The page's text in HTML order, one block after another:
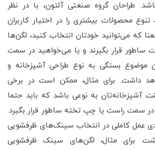
طراحان گروه صنعتی آلتون، با در نظر
محصولات بیشتری را در اختیار کاربران
که می‌توانید خودتان انتخاب کنید، لگن‌ها
قرار بگیرند و یا می‌خواهید در سمت
موضوع بستگی به نوع طراحی آشپزخانه و
داشت. برای مثال، ممکن است در برخی
آشپزخانه‌تان به نوعی باشد که باید حتما
سمت راست یا چپ تخته ساطور قرار بگیرد.
عمل کاملی در انتخاب سینک‌های ظرفشویی
برای مثال، لگن‌های سینک ظرفشویی